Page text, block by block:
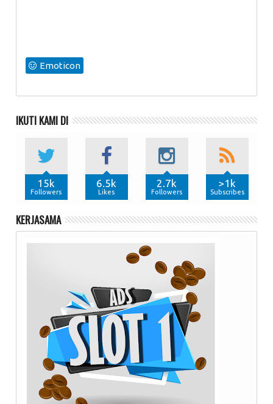
Emoticon
IKUTI KAMI DI
15k
Followers
6.5k
Likes
2.7k
Followers
>1k
Subscribes
KERJASAMA